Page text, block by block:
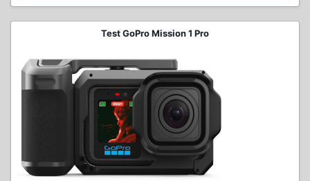
Test GoPro Mission 1 Pro